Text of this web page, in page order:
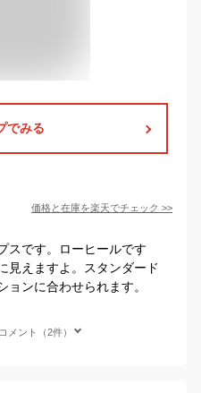
でみる
価格と在庫を楽天でチェック >>
スです。ローヒールです
見えますよ。スタンダード
ンに合わせられます。
メント（2件）